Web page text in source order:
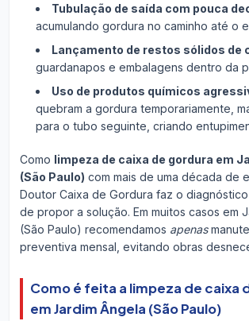
Tubulação de saída com pouca
acumulando gordura no caminho até o
Lançamento de restos sólidos de
guardanapos e embalagens dentro da
Uso de produtos químicos
quebram a gordura temporariamente,
para o tubo seguinte, criando
Como limpeza de caixa de gordura em
(São Paulo) com mais de uma década de
Doutor Caixa de Gordura faz o
de propor a solução. Em muitos casos em
(São Paulo) recomendamos apenas
preventiva mensal, evitando obras
Como é feita a limpeza de caixa
em Jardim Ângela (São Paulo)